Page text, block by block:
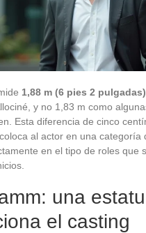
1,88 m (6 pies 2 pulgadas)
y no 1,83 m como
Esta diferencia de cinco
al actor en una categoría
en el tipo de roles que
una
el casting